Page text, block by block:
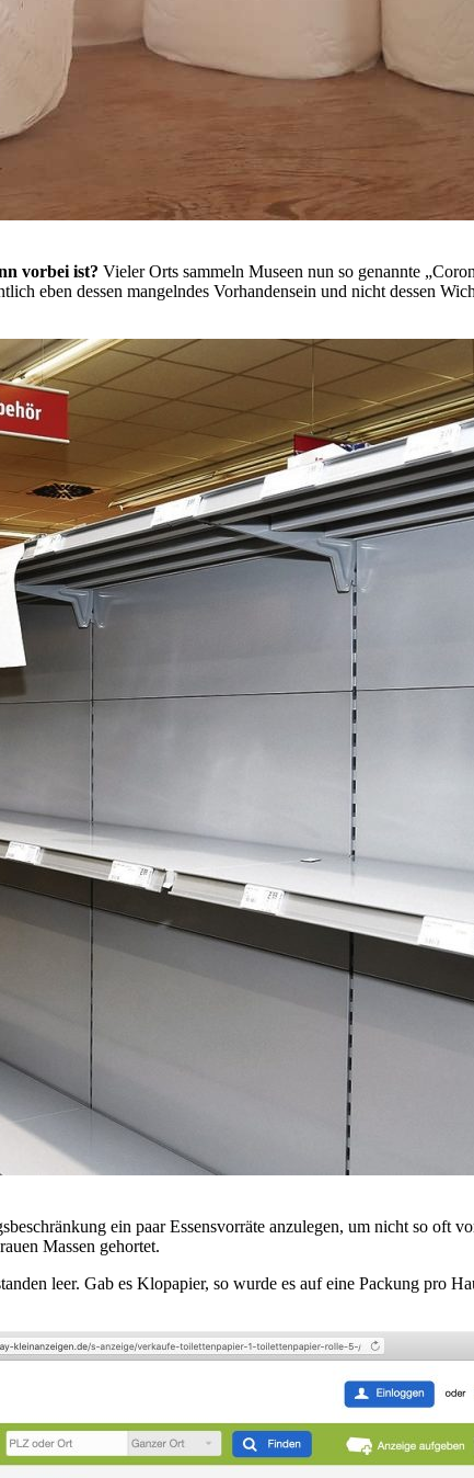
vorbei ist? Vieler Orts sammeln Museen nun so genannte
eben dessen mangelndes Vorhandensein und nicht dessen
ein paar Essensvorräte anzulegen, um nicht so oft
Massen gehortet.
leer. Gab es Klopapier, so wurde es auf eine Packung pro